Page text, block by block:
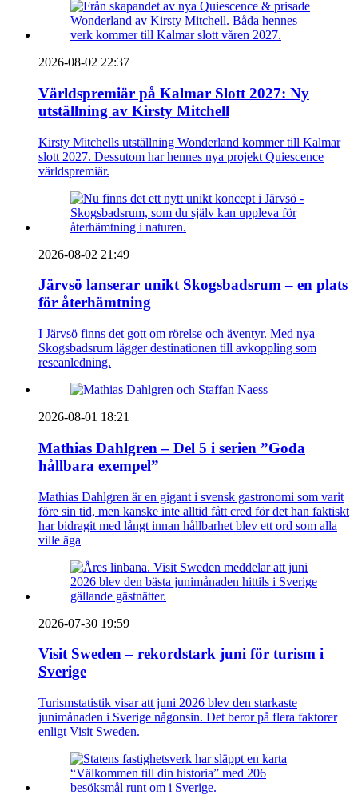
2026-08-02 22:37
Världspremiär på Kalmar Slott 2027: Ny
utställning av Kirsty Mitchell
Kirsty Mitchells utställning Wonderland kommer till Kalmar
slott 2027. Dessutom har hennes nya projekt Quiescence
världspremiär.
2026-08-02 21:49
Järvsö lanserar unikt Skogsbadsrum – en plats
för återhämtning
I Järvsö finns det gott om rörelse och äventyr. Med nya
Skogsbadsrum lägger destinationen till avkoppling som
reseanledning.
2026-08-01 18:21
Mathias Dahlgren – Del 5 i serien ”Goda
hållbara exempel”
Mathias Dahlgren är en gigant i svensk gastronomi som varit
före sin tid, men kanske inte alltid fått cred för det han faktiskt
har bidragit med långt innan hållbarhet blev ett ord som alla
ville äga
2026-07-30 19:59
Visit Sweden – rekordstark juni för turism i
Sverige
Turismstatistik visar att juni 2026 blev den starkaste
junimånaden i Sverige någonsin. Det beror på flera faktorer
enligt Visit Sweden.